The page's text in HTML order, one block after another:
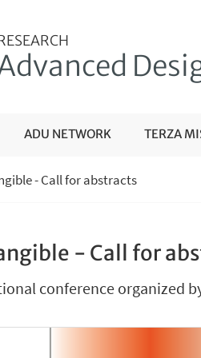
ADU NETWORK TERZA
- Call for abstracts
- Call for
conference organized